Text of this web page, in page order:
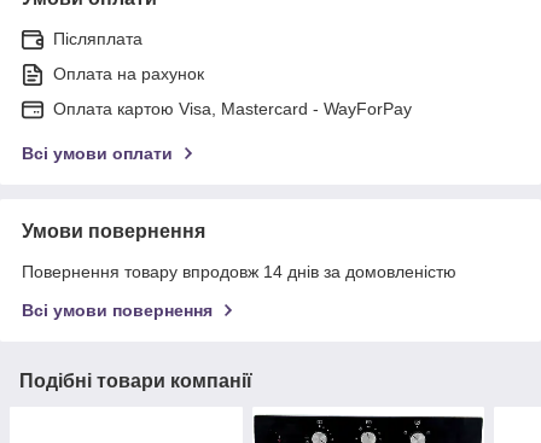
Післяплата
Оплата на рахунок
Оплата картою Visa, Mastercard - WayForPay
Всі умови оплати
Умови повернення
Повернення товару впродовж 14 днів за домовленістю
Всі умови повернення
Подібні товари компанії